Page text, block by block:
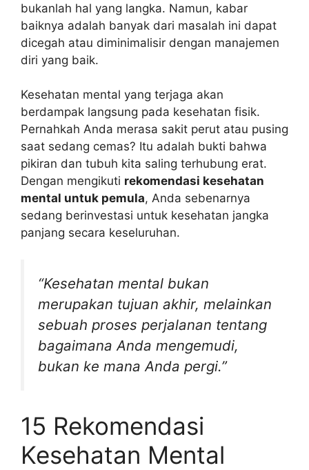
bukanlah hal yang langka. Namun, kabar
baiknya adalah banyak dari masalah ini dapat
dicegah atau diminimalisir dengan manajemen
diri yang baik.
Kesehatan mental yang terjaga akan
berdampak langsung pada kesehatan fisik.
Pernahkah Anda merasa sakit perut atau pusing
saat sedang cemas? Itu adalah bukti bahwa
pikiran dan tubuh kita saling terhubung erat.
Dengan mengikuti rekomendasi kesehatan
mental untuk pemula, Anda sebenarnya
sedang berinvestasi untuk kesehatan jangka
panjang secara keseluruhan.
“Kesehatan mental bukan
merupakan tujuan akhir, melainkan
sebuah proses perjalanan tentang
bagaimana Anda mengemudi,
bukan ke mana Anda pergi.”
15 Rekomendasi
Kesehatan Mental